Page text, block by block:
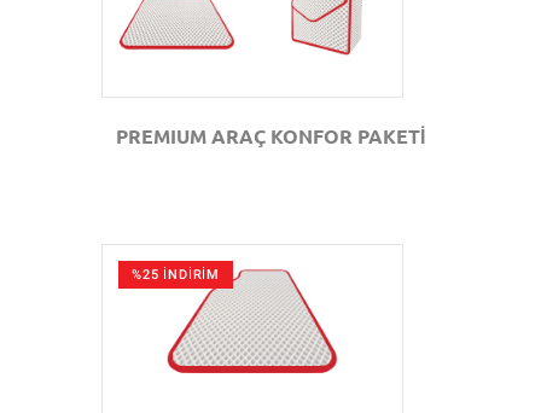
PREMIUM ARAÇ KONFOR PAKETİ
%25 İNDİRİM